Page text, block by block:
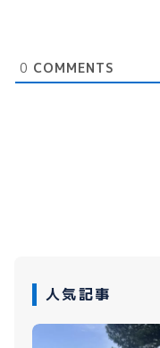
0 COMMENTS
人気記事